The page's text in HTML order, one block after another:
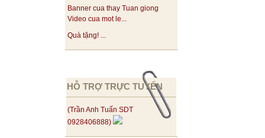
Banner cua thay Tuan giong
Video cua mot le...
Quà tặng! ...
HỖ TRỢ TRỰC TUYẾN
(Trần Anh Tuấn SDT
0928406888)